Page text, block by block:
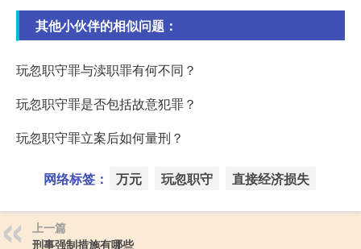
其他小伙伴的相似问题：
玩忽职守罪与渎职罪有何不同？
玩忽职守罪是否包括故意犯罪？
玩忽职守罪立案后如何量刑？
网络标签： 万元 玩忽职守 直接经济损失
上一篇
刑事强制措施有哪些